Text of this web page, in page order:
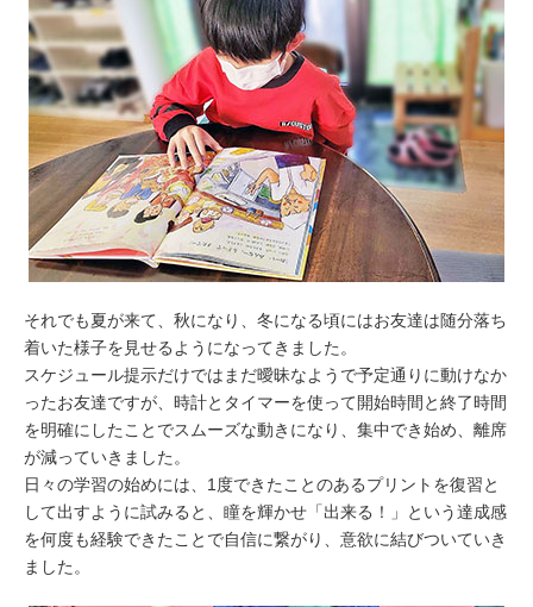
それでも夏が来て、秋になり、冬になる頃にはお友達は随分落ち
着いた様子を見せるようになってきました。
スケジュール提示だけではまだ曖昧なようで予定通りに動けなか
ったお友達ですが、時計とタイマーを使って開始時間と終了時間
を明確にしたことでスムーズな動きになり、集中でき始め、離席
が減っていきました。
日々の学習の始めには、1度できたことのあるプリントを復習と
して出すように試みると、瞳を輝かせ「出来る！」という達成感
を何度も経験できたことで自信に繋がり、意欲に結びついていき
ました。